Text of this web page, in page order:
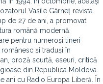
Vasile Gârneț revista
de 27 de ani, a promovat
română modernă.
pentru numeroși tineri
și traduși în
proză scurtă, eseuri, critică
din Republica Moldova
ani cu Radio Europa Liberă. În